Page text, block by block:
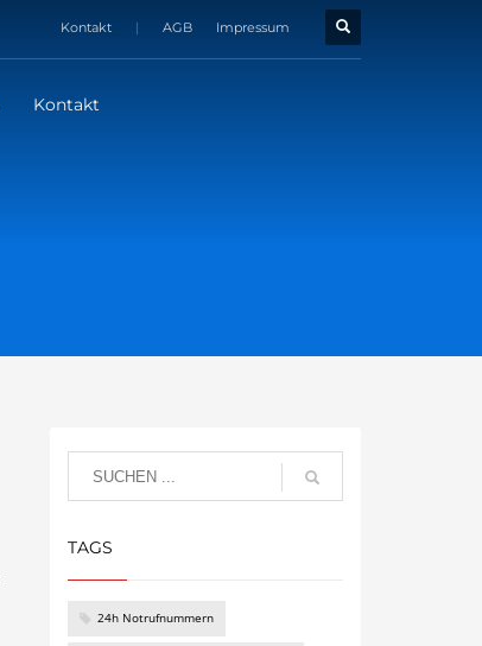
Kontakt | AGB Impressum
Kontakt
TAGS
24h Notrufnummern